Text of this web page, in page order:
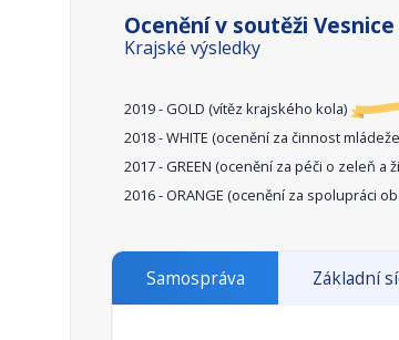
Ocenění v soutěži
Krajské výsledky
2019 - GOLD (vítěz krajského kola)
2018 - WHITE (ocenění za činnost
2017 - GREEN (ocenění za péči o zeleň a
2016 - ORANGE (ocenění za spolupráci
Samospráva Základní